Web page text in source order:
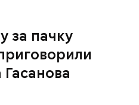
за пачку